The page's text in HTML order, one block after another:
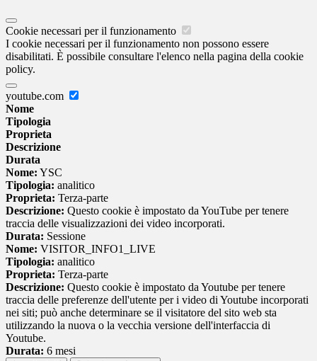
Cookie necessari per il funzionamento
I cookie necessari per il funzionamento non possono essere
disabilitati. È possibile consultare l'elenco nella pagina della cookie
policy.
youtube.com
Nome
Tipologia
Proprieta
Descrizione
Durata
Nome: YSC
Tipologia: analitico
Proprieta: Terza-parte
Descrizione: Questo cookie è impostato da YouTube per tenere
traccia delle visualizzazioni dei video incorporati.
Durata: Sessione
Nome: VISITOR_INFO1_LIVE
Tipologia: analitico
Proprieta: Terza-parte
Descrizione: Questo cookie è impostato da Youtube per tenere
traccia delle preferenze dell'utente per i video di Youtube incorporati
nei siti; può anche determinare se il visitatore del sito web sta
utilizzando la nuova o la vecchia versione dell'interfaccia di
Youtube.
Durata: 6 mesi